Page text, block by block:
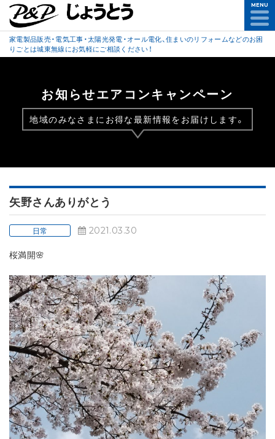
MENU
家電製品販売・電気工事・太陽光発電・オール電化、住まいのリフォームなどのお困
りごとは城東無線にお気軽にご相談ください！
お知らせエアコンキャンペーン
地域のみなさまにお得な最新情報をお届けします。
矢野さんありがとう
日常
2021.03.30
桜満開🌸